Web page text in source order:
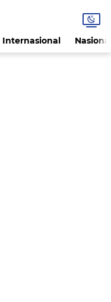
Internasional